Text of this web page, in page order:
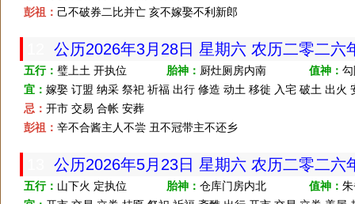
彭祖： 己不破券二比并亡 亥不嫁娶不利新郎
公历2026年3月28日 星期六 农历二零二
五行： 璧上土 开执位 胎神： 厨灶厕房内南 值神：
宜： 嫁娶 订盟 纳采 祭祀 祈福 出行 修造 动土 移徙 入宅 破土 出火
忌： 开市 交易 合帐 安葬
彭祖： 辛不合酱主人不尝 丑不冠带主不还乡
公历2026年5月23日 星期六 农历二零二
五行： 山下火 定执位 胎神： 仓库门房内北 值神：